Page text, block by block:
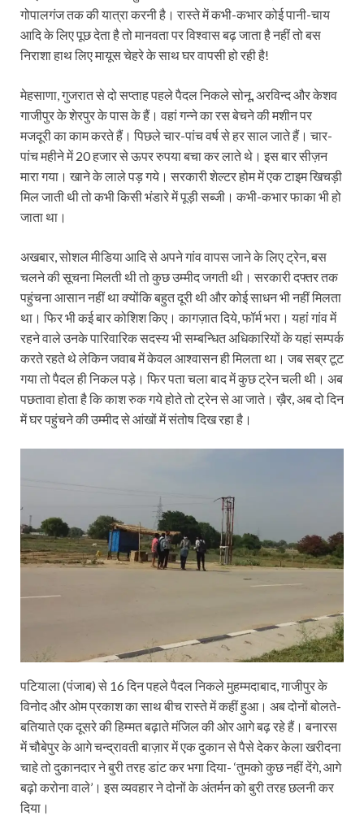
गोपालगंज तक की यात्रा करनी है। रास्ते में कभी-कभार कोई पानी-चाय
आदि के लिए पूछ देता है तो मानवता पर विश्वास बढ़ जाता है नहीं तो बस
निराशा हाथ लिए मायूस चेहरे के साथ घर वापसी हो रही है!
मेहसाणा, गुजरात से दो सप्ताह पहले पैदल निकले सोनू, अरविन्द और केशव
गाजीपुर के शेरपुर के पास के हैं। वहां गन्ने का रस बेचने की मशीन पर
मजदूरी का काम करते हैं। पिछले चार-पांच वर्ष से हर साल जाते हैं। चार-
पांच महीने में 20 हजार से ऊपर रुपया बचा कर लाते थे। इस बार सीज़न
मारा गया। खाने के लाले पड़ गये। सरकारी शेल्टर होम में एक टाइम खिचड़ी
मिल जाती थी तो कभी किसी भंडारे में पूड़ी सब्जी। कभी-कभार फाका भी हो
जाता था।
अखबार, सोशल मीडिया आदि से अपने गांव वापस जाने के लिए ट्रेन, बस
चलने की सूचना मिलती थी तो कुछ उम्मीद जगती थी। सरकारी दफ्तर तक
पहुंचना आसान नहीं था क्योंकि बहुत दूरी थी और कोई साधन भी नहीं मिलता
था। फिर भी कई बार कोशिश किए। कागज़ात दिये, फॉर्म भरा। यहां गांव में
रहने वाले उनके पारिवारिक सदस्य भी सम्बन्धित अधिकारियों के यहां सम्पर्क
करते रहते थे लेकिन जवाब में केवल आश्वासन ही मिलता था। जब सब्र टूट
गया तो पैदल ही निकल पड़े। फिर पता चला बाद में कुछ ट्रेन चली थी। अब
पछतावा होता है कि काश रुक गये होते तो ट्रेन से आ जाते। ख़ैर, अब दो दिन
में घर पहुंचने की उम्मीद से आंखों में संतोष दिख रहा है।
पटियाला (पंजाब) से 16 दिन पहले पैदल निकले मुहम्मदाबाद, गाजीपुर के
विनोद और ओम प्रकाश का साथ बीच रास्ते में कहीं हुआ। अब दोनों बोलते-
बतियाते एक दूसरे की हिम्मत बढ़ाते मंजिल की ओर आगे बढ़ रहे हैं। बनारस
में चौबेपुर के आगे चन्द्रावती बाज़ार में एक दुकान से पैसे देकर केला खरीदना
चाहे तो दुकानदार ने बुरी तरह डांट कर भगा दिया- ‘तुमको कुछ नहीं देंगे, आगे
बढ़ो करोना वाले’। इस व्यवहार ने दोनों के अंतर्मन को बुरी तरह छलनी कर
दिया।